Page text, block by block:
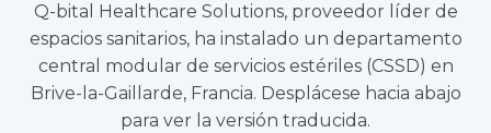
Q-bital Healthcare Solutions, proveedor líder de
espacios sanitarios, ha instalado un departamento
central modular de servicios estériles (CSSD) en
Brive-la-Gaillarde, Francia. Desplácese hacia abajo
para ver la versión traducida.